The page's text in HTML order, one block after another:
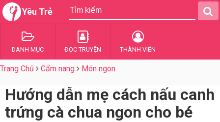
Yêu Trẻ
DANH MỤC ĐỌC TRUYỆN THÀNH VIÊN
Trang Chủ Cẩm nang Món ngon
Hướng dẫn mẹ cách nấu canh
trứng cà chua ngon cho bé